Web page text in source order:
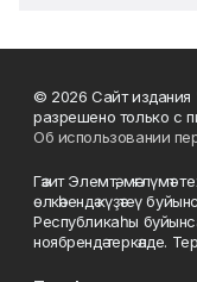
© 2026 Сайт издания
разрешено только с
Об использовании
Гәзит Элемтә,
өлкәһендә күҙәтеү
Республикаһы
ноябрендә теркәлде.